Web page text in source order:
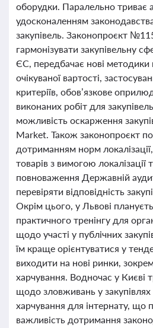
оборудки. Паралельно триває
удосконаленням
закупівель. Законопроєкт
гармонізувати закупівельну
ЄС, передбачає нові методики
очікуваної вартості,
критеріїв, обов’язкове
виконаних робіт для
можливість оскарження
Market. Також законопроєкт
дотриманням норм
товарів з вимогою локалізації
повноваження Державній
перевіряти відповідність
Окрім цього, у Львові
практичного тренінгу для
щодо участі у публічних
їм краще орієнтуватися у
виходити на нові ринки,
харчування. Водночас у Києві
щодо зловживань у закупівлях
харчування для інтернату, що
важливість дотримання